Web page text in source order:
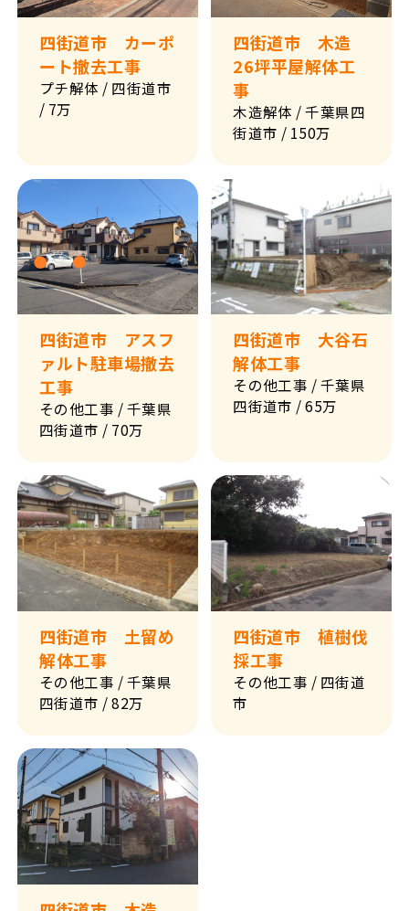
四街道市 カーポ
ート撤去工事
プチ解体 / 四街道市
/ 7万
四街道市 木造
26坪平屋解体工
事
木造解体 / 千葉県四
街道市 / 150万
四街道市 アスフ
ァルト駐車場撤去
工事
その他工事 / 千葉県
四街道市 / 70万
四街道市 大谷石
解体工事
その他工事 / 千葉県
四街道市 / 65万
四街道市 土留め
解体工事
その他工事 / 千葉県
四街道市 / 82万
四街道市 植樹伐
採工事
その他工事 / 四街道
市